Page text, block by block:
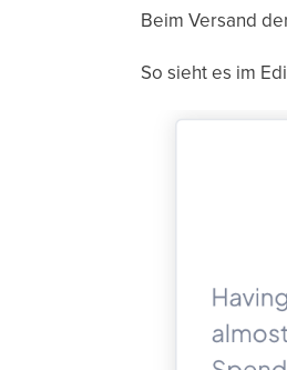
Beim Versand
So sieht es im